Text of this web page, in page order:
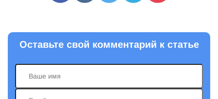
Оставьте свой комментарий к статье